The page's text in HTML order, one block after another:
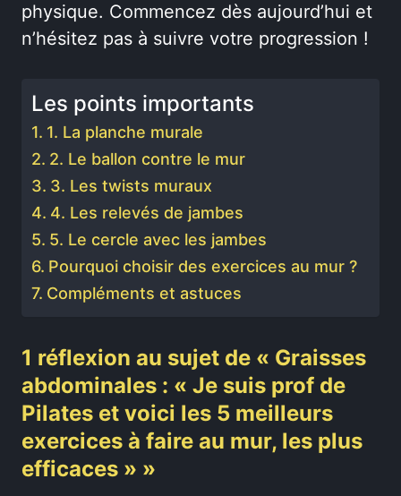
physique. Commencez dès aujourd’hui et
n’hésitez pas à suivre votre progression !
Les points importants
1. La planche murale
2. Le ballon contre le mur
3. Les twists muraux
4. Les relevés de jambes
5. Le cercle avec les jambes
Pourquoi choisir des exercices au mur ?
Compléments et astuces
1 réflexion au sujet de « Graisses
abdominales : « Je suis prof de
Pilates et voici les 5 meilleurs
exercices à faire au mur, les plus
efficaces » »